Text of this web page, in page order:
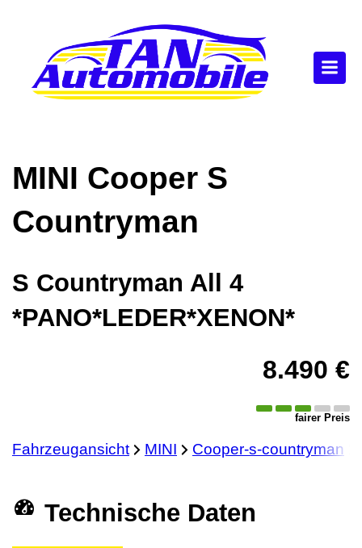
MINI Cooper S
Countryman
S Countryman All 4
*PANO*LEDER*XENON*
8.490 €
fairer Preis
Fahrzeugansicht MINI Cooper-s-countryman
Technische Daten